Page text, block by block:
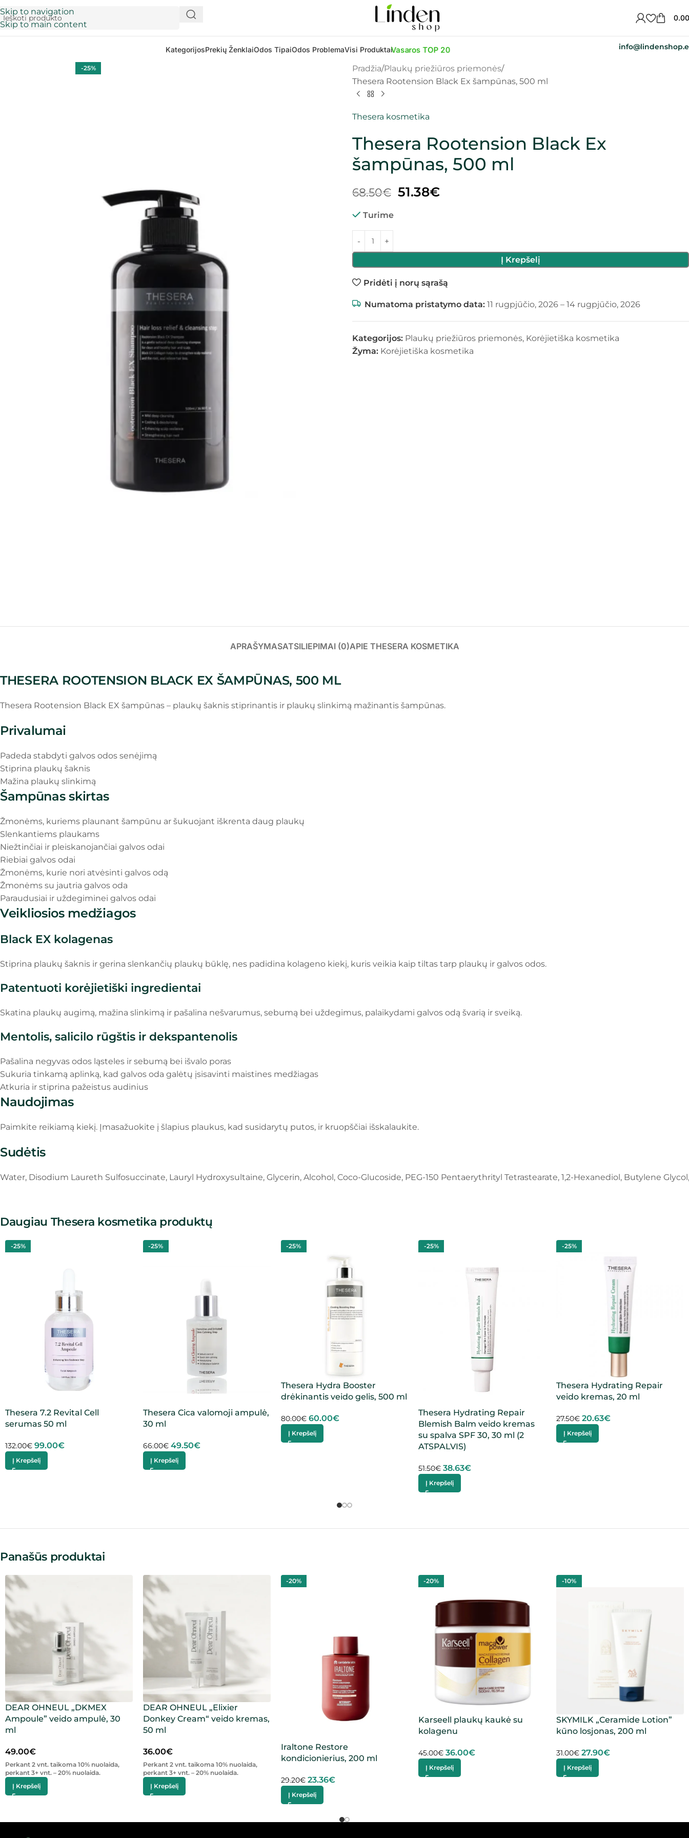
Skip to navigation
Skip to main content
0.00
KategorijosPrekių ŽenklaiOdos TipaiOdos ProblemaVisi ProduktaiVasaros TOP 20
-25% Pradžia Plaukų priežiūros priemonės
Thesera Rootension Black Ex šampūnas, 500 ml
Thesera kosmetika
Thesera Rootension Black Ex
šampūnas, 500 ml
68.50€ 51.38€
Turime
Į Krepšelį
Pridėti į norų sąrašą
Numatoma pristatymo data: 11 rugpjūčio, 2026 – 14 rugpjūčio, 2026
Kategorijos: Plaukų priežiūros priemonės, Korėjietiška kosmetika
Žyma: Korėjietiška kosmetika
APRAŠYMASATSILIEPIMAI (0)APIE THESERA KOSMETIKA
THESERA ROOTENSION BLACK EX ŠAMPŪNAS, 500 ML
Thesera Rootension Black EX šampūnas – plaukų šaknis stiprinantis ir plaukų slinkimą mažinantis šampūnas.
Privalumai
Padeda stabdyti galvos odos senėjimą
Stiprina plaukų šaknis
Mažina plaukų slinkimą
Šampūnas skirtas
Žmonėms, kuriems plaunant šampūnu ar šukuojant iškrenta daug plaukų
Slenkantiems plaukams
Niežtinčiai ir pleiskanojančiai galvos odai
Riebiai galvos odai
Žmonėms, kurie nori atvėsinti galvos odą
Žmonėms su jautria galvos oda
Paraudusiai ir uždegiminei galvos odai
Veikliosios medžiagos
Black EX kolagenas
Stiprina plaukų šaknis ir gerina slenkančių plaukų būklę, nes padidina kolageno kiekį, kuris veikia kaip tiltas tarp plaukų ir galvos odos.
Patentuoti korėjietiški ingredientai
Skatina plaukų augimą, mažina slinkimą ir pašalina nešvarumus, sebumą bei uždegimus, palaikydami galvos odą švarią ir sveiką.
Mentolis, salicilo rūgštis ir dekspantenolis
Pašalina negyvas odos ląsteles ir sebumą bei išvalo poras
Sukuria tinkamą aplinką, kad galvos oda galėtų įsisavinti maistines medžiagas
Atkuria ir stiprina pažeistus audinius
Naudojimas
Paimkite reikiamą kiekį. Įmasažuokite į šlapius plaukus, kad susidarytų putos, ir kruopščiai išskalaukite.
Sudėtis
Water, Disodium Laureth Sulfosuccinate, Lauryl Hydroxysultaine, Glycerin, Alcohol, Coco-Glucoside, PEG-150 Pentaerythrityl Tetrastearate, 1,2-Hexanediol, Butylene
Daugiau Thesera kosmetika produktų
-25%
Thesera 7.2 Revital Cell
serumas 50 ml
132.00€ 99.00€
Į Krepšelį
-25%
Thesera Cica valomoji ampulė,
30 ml
66.00€ 49.50€
Į Krepšelį
-25%
Thesera Hydra Booster
drėkinantis veido gelis, 500 ml
80.00€ 60.00€
Į Krepšelį
-25%
Thesera Hydrating Repair
Blemish Balm veido kremas
su spalva SPF 30, 30 ml (2
ATSPALVIS)
51.50€ 38.63€
Į Krepšelį
-25%
Thesera Hydrating Repair
veido kremas, 20 ml
27.50€ 20.63€
Į Krepšelį
Panašūs produktai
DEAR OHNEUL „DKMEX
Ampoule” veido ampulė, 30
ml
49.00€
Perkant 2 vnt. taikoma 10% nuolaida,
perkant 3+ vnt. – 20% nuolaida.
Į Krepšelį
DEAR OHNEUL „Elixier
Donkey Cream“ veido kremas,
50 ml
36.00€
Perkant 2 vnt. taikoma 10% nuolaida,
perkant 3+ vnt. – 20% nuolaida.
Į Krepšelį
-20%
Iraltone Restore
kondicionierius, 200 ml
29.20€ 23.36€
Į Krepšelį
-20%
Karseell plaukų kaukė su
kolagenu
45.00€ 36.00€
Į Krepšelį
-10%
SKYMILK „Ceramide Lotion”
kūno losjonas, 200 ml
31.00€ 27.90€
Į Krepšelį